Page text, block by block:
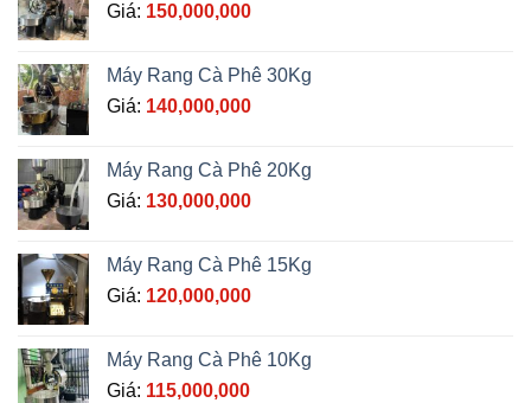
Giá: 150,000,000
Máy Rang Cà Phê 30Kg
Giá: 140,000,000
Máy Rang Cà Phê 20Kg
Giá: 130,000,000
Máy Rang Cà Phê 15Kg
Giá: 120,000,000
Máy Rang Cà Phê 10Kg
Giá: 115,000,000